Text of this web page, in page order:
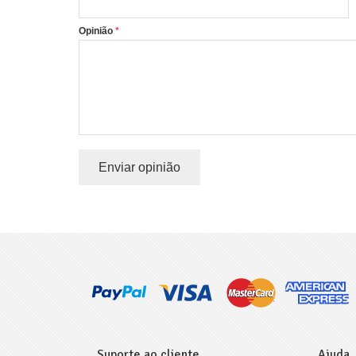
Opinião
Enviar opinião